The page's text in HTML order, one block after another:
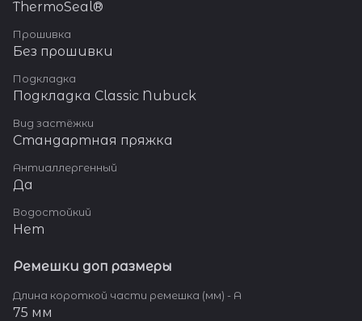
ThermoSeal®
Прошивка
Без прошивки
Подкладка
Подкладка Classic Nubuck
Вид застёжки
Стандартная пряжка
Антиаллергенный
Да
Водостойкий
Нет
Ремешки доп размеры
Длина короткой части ремешка (мм) - A
75 мм